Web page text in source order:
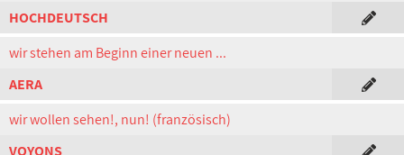
HOCHDEUTSCH
wir stehen am Beginn einer neuen ...
AERA
wir wollen sehen!, nun! (französisch)
VOYONS